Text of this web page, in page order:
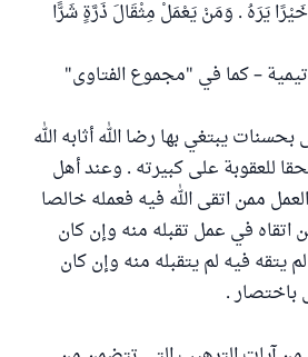
يَرَهُ . وَمَنْ يَعْمَلْ مِثْقَالَ ذَرَّةٍ شَرًّا
– كما في "مجموع الفتاوى"
يبتغي بها رضا الله أثابه الله
للعقوبة على كبيرته . وعند أهل
ممن اتقى الله فيه فعمله خالصا
اتقاه في عمل تقبله منه وإن كان
يتقه فيه لم يتقبله منه وإن كان
باختصار .